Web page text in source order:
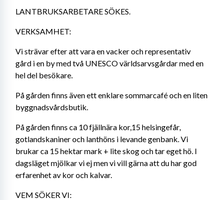
LANTBRUKSARBETARE SÖKES.
VERKSAMHET:
Vi strävar efter att vara en vacker och representativ
gård i en by med två UNESCO världsarvsgårdar med en
hel del besökare.
På gården finns även ett enklare sommarcafé och en liten
byggnadsvårdsbutik.
På gården finns ca 10 fjällnära kor,15 helsingefår,
gotlandskaniner och lanthöns i levande genbank. Vi
brukar ca 15 hektar mark + lite skog och tar eget hö. I
dagsläget mjölkar vi ej men vi vill gärna att du har god
erfarenhet av kor och kalvar.
VEM SÖKER VI: